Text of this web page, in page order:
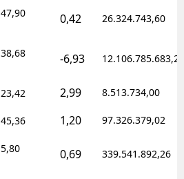
47,90 0,42 26.324.743,60
38,68 -6,93 12.106.785.683,20
23,42 2,99 8.513.734,00
45,36 1,20 97.326.379,02
5,80 0,69 339.541.892,26